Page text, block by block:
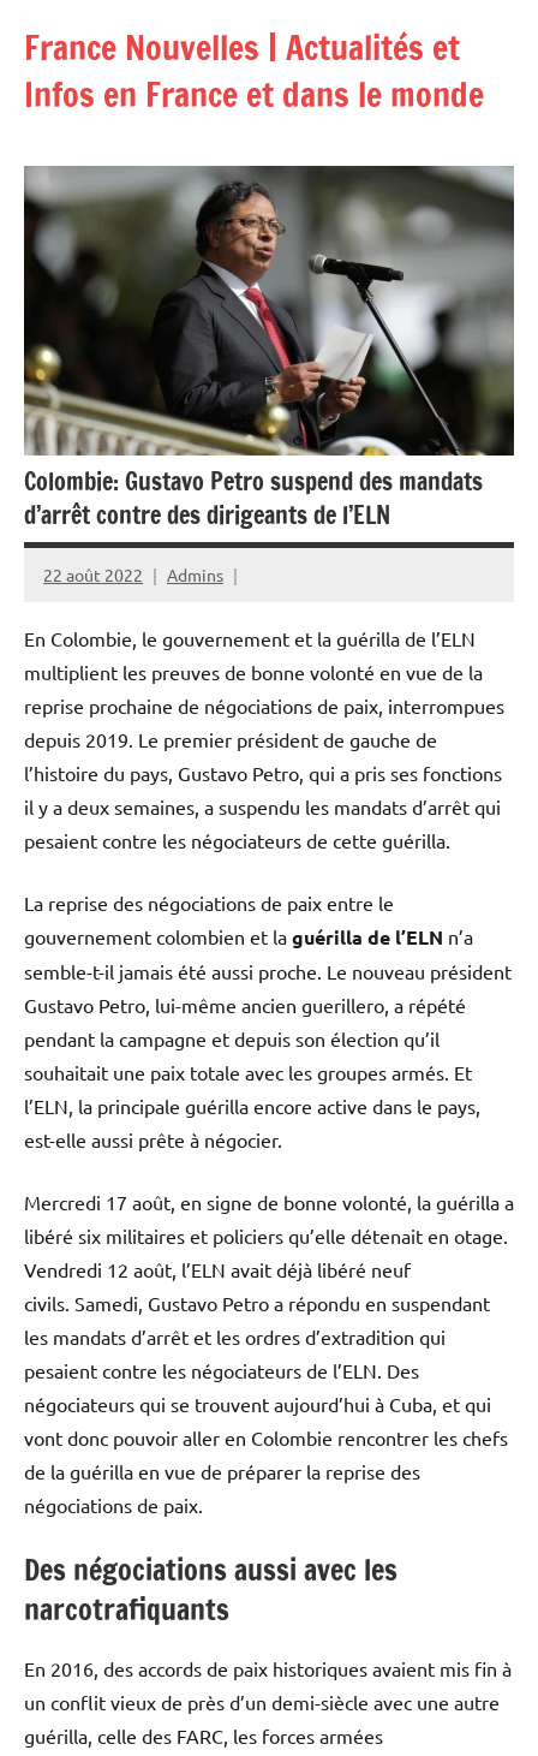
contenu
France Nouvelles | Actualités et
Infos en France et dans le monde
Colombie: Gustavo Petro suspend des mandats
d’arrêt contre des dirigeants de l’ELN
22 août 2022 Admins
En Colombie, le gouvernement et la guérilla de l’ELN
multiplient les preuves de bonne volonté en vue de la
reprise prochaine de négociations de paix, interrompues
depuis 2019. Le premier président de gauche de
l’histoire du pays, Gustavo Petro, qui a pris ses fonctions
il y a deux semaines, a suspendu les mandats d’arrêt qui
pesaient contre les négociateurs de cette guérilla.
La reprise des négociations de paix entre le
gouvernement colombien et la guérilla de l’ELN n’a
semble-t-il jamais été aussi proche. Le nouveau président
Gustavo Petro, lui-même ancien guerillero, a répété
pendant la campagne et depuis son élection qu’il
souhaitait une paix totale avec les groupes armés. Et
l’ELN, la principale guérilla encore active dans le pays,
est-elle aussi prête à négocier.
Mercredi 17 août, en signe de bonne volonté, la guérilla a
libéré six militaires et policiers qu’elle détenait en otage.
Vendredi 12 août, l’ELN avait déjà libéré neuf
civils. Samedi, Gustavo Petro a répondu en suspendant
les mandats d’arrêt et les ordres d’extradition qui
pesaient contre les négociateurs de l’ELN. Des
négociateurs qui se trouvent aujourd’hui à Cuba, et qui
vont donc pouvoir aller en Colombie rencontrer les chefs
de la guérilla en vue de préparer la reprise des
négociations de paix.
Des négociations aussi avec les
narcotrafiquants
En 2016, des accords de paix historiques avaient mis fin à
un conflit vieux de près d’un demi-siècle avec une autre
guérilla, celle des FARC, les forces armées